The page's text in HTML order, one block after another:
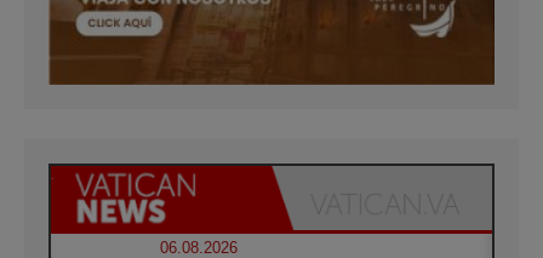
06.08.2026